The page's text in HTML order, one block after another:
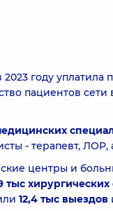
году уплатила
пациентов сети
- терапевт,
центры и
тыс
12,4 тыс выездов